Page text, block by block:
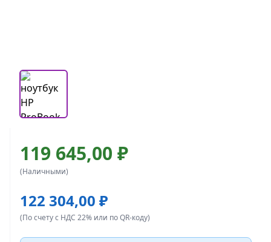
119 645,00 ₽
(Наличными)
122 304,00 ₽
(По счету с НДС 22% или по QR-коду)